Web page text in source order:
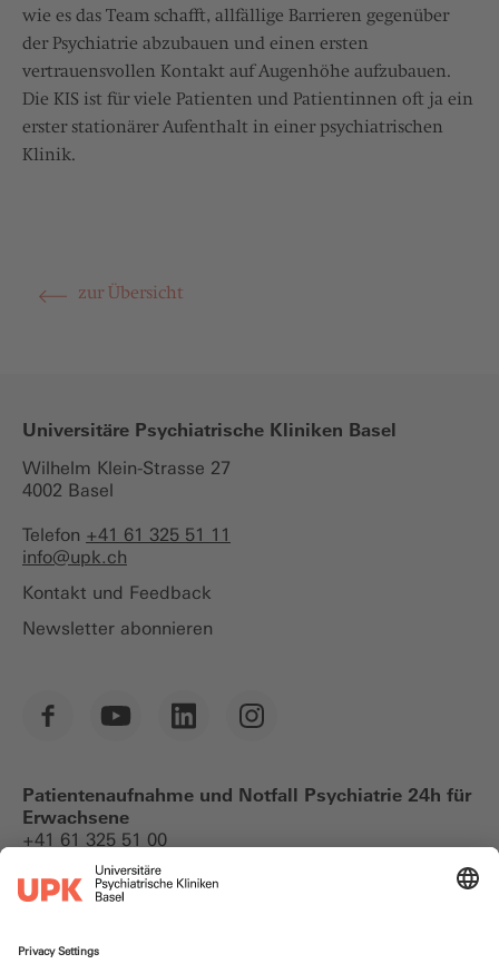
wie es das Team schafft, allfällige Barrieren gegenüber
der Psychiatrie abzubauen und einen ersten
vertrauensvollen Kontakt auf Augenhöhe aufzubauen.
Die KIS ist für viele Patienten und Patientinnen oft ja ein
erster stationärer Aufenthalt in einer psychiatrischen
Klinik.
zur Übersicht
Universitäre Psychiatrische Kliniken Basel
Wilhelm Klein-Strasse 27
4002 Basel
Telefon +41 61 325 51 11
info@upk.ch
Kontakt und Feedback
Newsletter abonnieren
Patientenaufnahme und Notfall Psychiatrie 24h für
Erwachsene
+41 61 325 51 00
Notfallkontakte